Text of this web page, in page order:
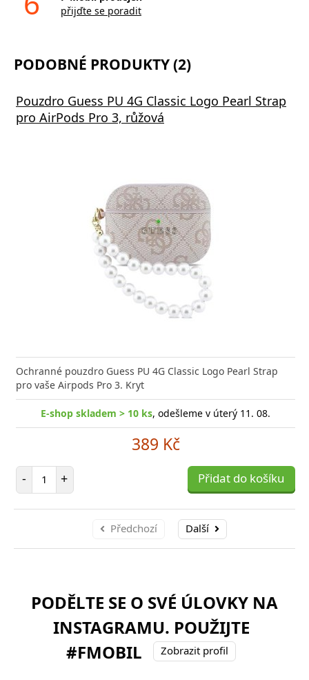
přijďte se poradit
PODOBNÉ PRODUKTY (2)
Pouzdro Guess PU 4G Classic Logo Pearl Strap
pro AirPods Pro 3, růžová
Ochranné pouzdro Guess PU 4G Classic Logo Pearl Strap
pro vaše Airpods Pro 3. Kryt
E-shop skladem > 10 ks, odešleme v úterý 11. 08.
389 Kč
- Počet položek
+ Přidat do košíku
Předchozí Další
PODĚLTE SE O SVÉ ÚLOVKY NA
INSTAGRAMU. POUŽIJTE
#FMOBIL
Zobrazit profil